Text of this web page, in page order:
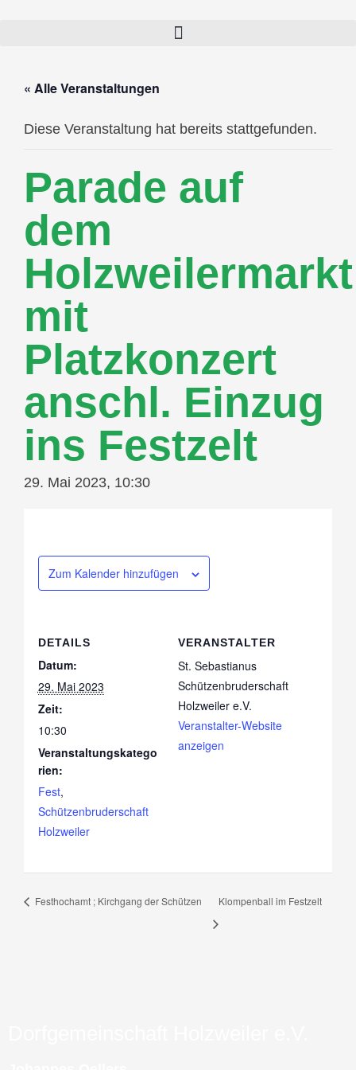
« Alle Veranstaltungen
Diese Veranstaltung hat bereits stattgefunden.
Parade auf
dem
Holzweilermarkt
mit
Platzkonzert
anschl. Einzug
ins Festzelt
29. Mai 2023, 10:30
Zum Kalender hinzufügen
DETAILS
Datum:
29. Mai 2023
Zeit:
10:30
Veranstaltungskatego
rien:
Fest,
Schützenbruderschaft
Holzweiler
VERANSTALTER
St. Sebastianus
Schützenbruderschaft
Holzweiler e.V.
Veranstalter-Website
anzeigen
Festhochamt ; Kirchgang der Schützen Klompenball im Festzelt